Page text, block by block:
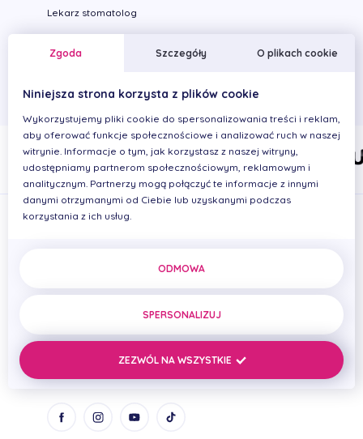
Lekarz stomatolog
Wykonywane zabiegi
ul. Zenitowa 15
NIP: 8133005093
REGON: 690669384
Zgoda Szczegóły O plikach cookie
Niniejsza strona korzysta z plików cookie
Wykorzystujemy pliki cookie do spersonalizowania treści i reklam,
aby oferować funkcje społecznościowe i analizować ruch w naszej
witrynie. Informacje o tym, jak korzystasz z naszej witryny,
udostępniamy partnerom społecznościowym, reklamowym i
analitycznym. Partnerzy mogą połączyć te informacje z innymi
danymi otrzymanymi od Ciebie lub uzyskanymi podczas
korzystania z ich usług.
ODMOWA
SPERSONALIZUJ
ZEZWÓL NA WSZYSTKIE